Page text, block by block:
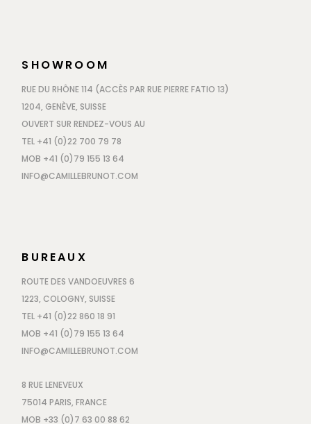
SHOWROOM
RUE DU RHÔNE 114 (ACCÈS PAR RUE PIERRE FATIO 13)
1204, GENÈVE, SUISSE
OUVERT SUR RENDEZ-VOUS AU
TEL +41 (0)22 700 79 78
MOB +41 (0)79 155 13 64
INFO@CAMILLEBRUNOT.COM
BUREAUX
ROUTE DES VANDOEUVRES 6
1223, COLOGNY, SUISSE
TEL +41 (0)22 860 18 91
MOB +41 (0)79 155 13 64
INFO@CAMILLEBRUNOT.COM
8 RUE LENEVEUX
75014 PARIS, FRANCE
MOB +33 (0)7 63 00 88 62